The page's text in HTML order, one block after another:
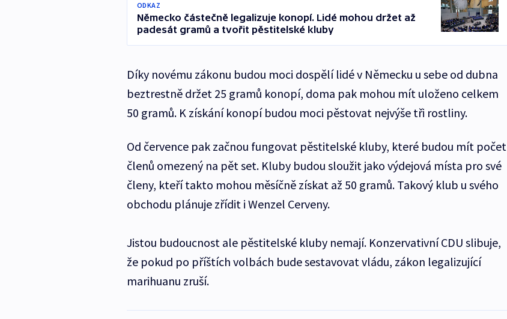
ODKAZ
Německo částečně legalizuje konopí. Lidé mohou držet až
padesát gramů a tvořit pěstitelské kluby
Díky novému zákonu budou moci dospělí lidé v Německu u sebe od dubna
beztrestně držet 25 gramů konopí, doma pak mohou mít uloženo celkem
50 gramů. K získání konopí budou moci pěstovat nejvýše tři rostliny.
Od července pak začnou fungovat pěstitelské kluby, které budou mít počet
členů omezený na pět set. Kluby budou sloužit jako výdejová místa pro své
členy, kteří takto mohou měsíčně získat až 50 gramů. Takový klub u svého
obchodu plánuje zřídit i Wenzel Cerveny.
Jistou budoucnost ale pěstitelské kluby nemají. Konzervativní CDU slibuje,
že pokud po příštích volbách bude sestavovat vládu, zákon legalizující
marihuanu zruší.